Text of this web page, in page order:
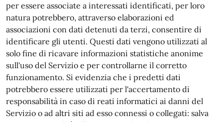
per essere associate a interessati identificati, per loro
natura potrebbero, attraverso elaborazioni ed
associazioni con dati detenuti da terzi, consentire di
identificare gli utenti. Questi dati vengono utilizzati al
solo fine di ricavare informazioni statistiche anonime
sull'uso del Servizio e per controllarne il corretto
funzionamento. Si evidenzia che i predetti dati
potrebbero essere utilizzati per l'accertamento di
responsabilità in caso di reati informatici ai danni del
Servizio o ad altri siti ad esso connessi o collegati: salva